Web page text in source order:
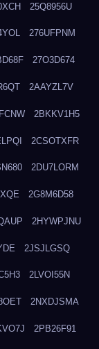
25Q8956U
276UFPNM
27O3D674
2AAYZL7V
2BKKV1H5
2CSOTXFR
2DU7LORM
2G8M6D58
2HYWPJNU
2JSJLGSQ
2LVOI55N
2NXDJSMA
2PB26F91